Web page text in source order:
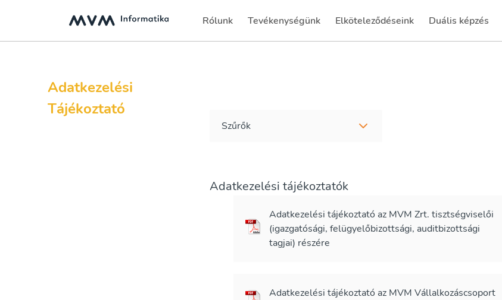
Rólunk Tevékenységünk Elköteleződéseink Duális képzés
(current)
Adatkezelési
Tájékoztató
Szűrők
Adatkezelési tájékoztatók
Adatkezelési tájékoztató az MVM Zrt. tisztségviselői
(igazgatósági, felügyelőbizottsági, auditbizottsági
tagjai) részére
Adatkezelési tájékoztató az MVM Vállalkozáscsoport